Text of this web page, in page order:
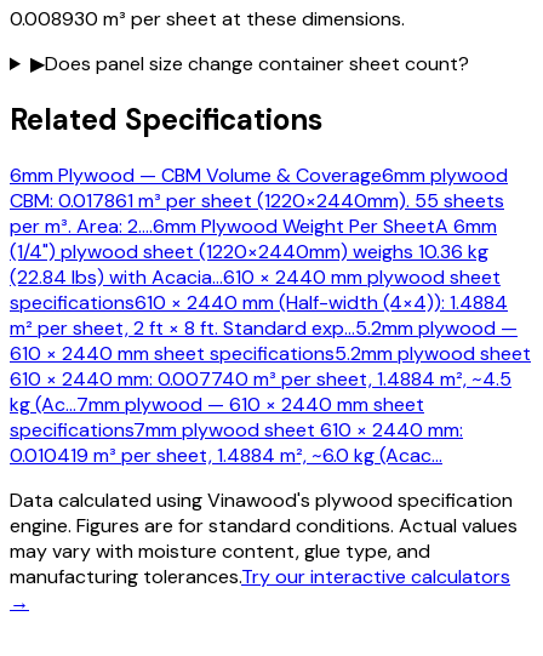
0.008930 m³ per sheet at these dimensions.
▶Does panel size change container sheet count?
Related Specifications
6mm Plywood — CBM Volume & Coverage6mm plywood
CBM: 0.017861 m³ per sheet (1220×2440mm). 55 sheets
per m³. Area: 2.…6mm Plywood Weight Per SheetA 6mm
(1/4") plywood sheet (1220×2440mm) weighs 10.36 kg
(22.84 lbs) with Acacia…610 × 2440 mm plywood sheet
specifications610 × 2440 mm (Half-width (4×4)): 1.4884
m² per sheet, 2 ft × 8 ft. Standard exp…5.2mm plywood —
610 × 2440 mm sheet specifications5.2mm plywood sheet
610 × 2440 mm: 0.007740 m³ per sheet, 1.4884 m², ~4.5
kg (Ac…7mm plywood — 610 × 2440 mm sheet
specifications7mm plywood sheet 610 × 2440 mm:
0.010419 m³ per sheet, 1.4884 m², ~6.0 kg (Acac…
Data calculated using Vinawood's plywood specification
engine. Figures are for standard conditions. Actual values
may vary with moisture content, glue type, and
manufacturing tolerances.Try our interactive calculators
→